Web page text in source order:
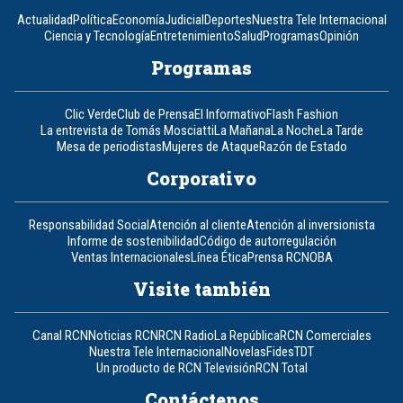
ActualidadPolíticaEconomíaJudicialDeportesNuestra Tele Internacional
Ciencia y TecnologíaEntretenimientoSaludProgramasOpinión
Programas
Clic VerdeClub de PrensaEl InformativoFlash Fashion
La entrevista de Tomás MosciattiLa MañanaLa NocheLa Tarde
Mesa de periodistasMujeres de AtaqueRazón de Estado
Corporativo
Responsabilidad SocialAtención al clienteAtención al inversionista
Informe de sostenibilidadCódigo de autorregulación
Ventas InternacionalesLínea ÉticaPrensa RCNOBA
Visite también
Canal RCNNoticias RCNRCN RadioLa RepúblicaRCN Comerciales
Nuestra Tele InternacionalNovelasFidesTDT
Un producto de RCN TelevisiónRCN Total